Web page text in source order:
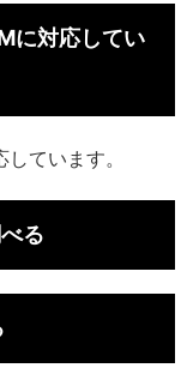
に対応してい
ています。
る